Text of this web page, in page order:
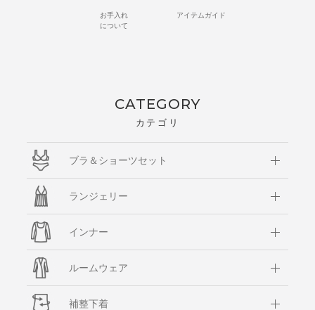
お手入れ
について
アイテムガイド
CATEGORY
カテゴリ
ブラ＆ショーツセット
ランジェリー
インナー
ルームウェア
補整下着